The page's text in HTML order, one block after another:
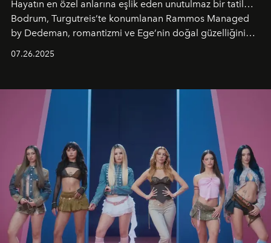
Hayatın en özel anlarına eşlik eden unutulmaz bir tatil…
Bodrum, Turgutreis’te konumlanan Rammos Managed
by Dedeman, romantizmi ve Ege’nin doğal güzelliğini
07.26.2025